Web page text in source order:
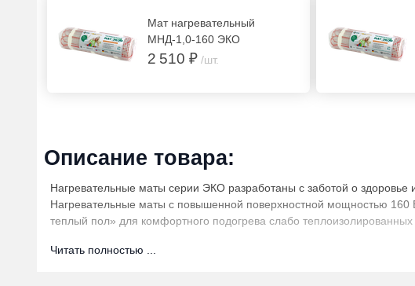
Мат нагревательный
МНД-1,0-160 ЭКО
2 510 ₽ /шт.
Описание товара:
Нагревательные маты серии ЭКО разработаны с заботой о здоровье
Нагревательные маты с повышенной поверхностной мощностью 160
теплый пол» для комфортного подогрева слабо
Нагревательные маты могут быть установлены поверх старого
Читать полностью ...